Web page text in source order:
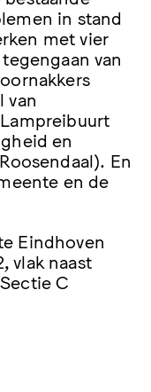
in stand
met vier
van
van
en
En
en de
Eindhoven
vlak naast
C